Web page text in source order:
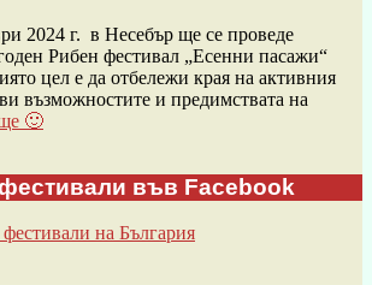
2024 г. в Несебър ще се проведе
Рибен фестивал „Есенни пасажи“
цел е да отбележи края на активния
възможностите и предимствата на
🙂
във Facebook
на България